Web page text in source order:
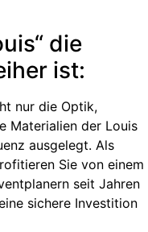
die
ist:
nur die Optik,
Materialien der Louis
ausgelegt. Als
Sie von einem
seit Jahren
sichere Investition